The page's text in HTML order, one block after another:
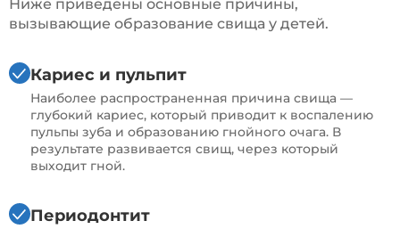
Ниже приведены основные причины,
вызывающие образование свища у детей.
Кариес и пульпит
Наиболее распространенная причина свища —
глубокий кариес, который приводит к воспалению
пульпы зуба и образованию гнойного очага. В
результате развивается свищ, через который
выходит гной.
Периодонтит